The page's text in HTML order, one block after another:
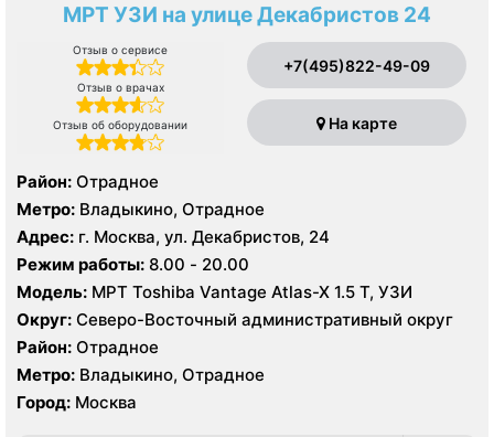
МРТ УЗИ на улице Декабристов 24
Отзыв о сервисе
Отзыв о врачах
Отзыв об оборудовании
+7(495)822-49-09
На карте
Район: Отрадное
Метро: Владыкино, Отрадное
Адрес: г. Москва, ул. Декабристов, 24
Режим работы: 8.00 - 20.00
Модель: МРТ Toshiba Vantage Atlas-X 1.5 Т, УЗИ
Округ: Северо-Восточный административный округ
Район: Отрадное
Метро: Владыкино, Отрадное
Город: Москва